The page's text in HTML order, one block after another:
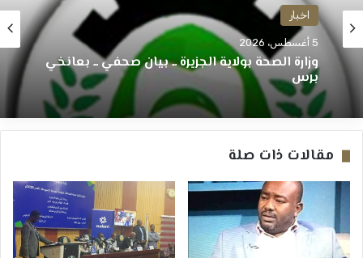
اخبار
5 أغسطس، 2026
وزارة الصحة بولاية الجزيرة ــ بيان صحفي ــ بعانخي
برس
مقالات ذات صلة